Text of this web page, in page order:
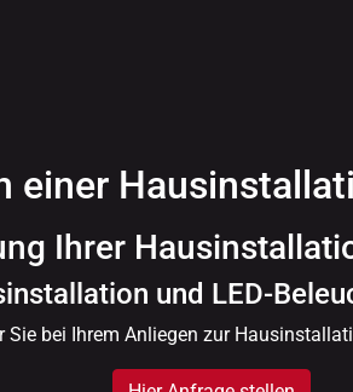
einer
Ihrer
und LED-
Sie bei Ihrem Anliegen zur